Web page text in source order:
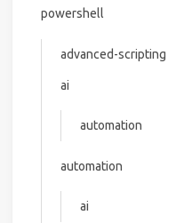
powershell
advanced-scripting
ai
automation
automation
ai